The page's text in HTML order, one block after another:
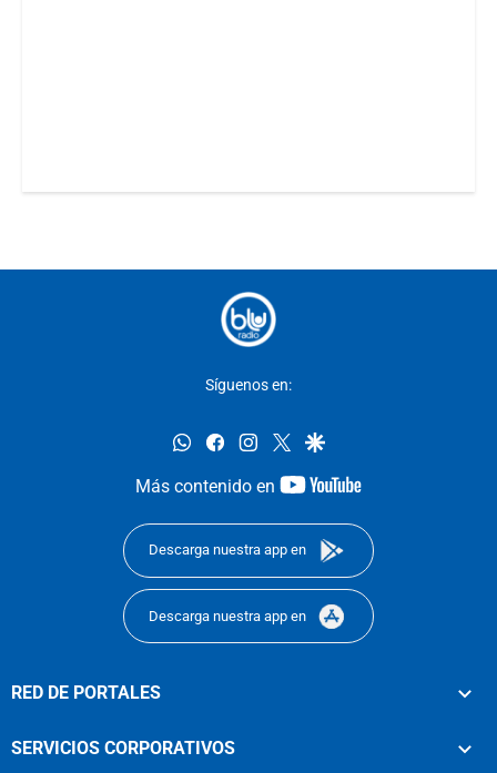
Síguenos en:
whatsappfacebookinstagram
twittergoogle
Más contenido en
youtube-
Descarga nuestra app en
Descarga nuestra app en
RED DE PORTALES
SERVICIOS CORPORATIVOS